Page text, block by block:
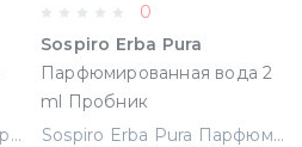
Sospiro Vivace Парфюмированная вода 100 ml Тестер (8033488156473)
0
Sospiro Erba Pura
Парфюмированная вода 2
ml Пробник
Sospiro Erba Pura Парфюмированная вода 2 ml Пробник